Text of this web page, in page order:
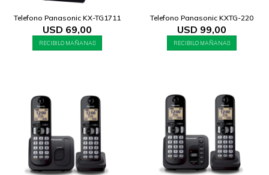
Telefono Panasonic KX-TG1711
USD 69,00
RECIBILO MAÑANA
Telefono Panasonic KXTG-220
USD 99,00
RECIBILO MAÑANA